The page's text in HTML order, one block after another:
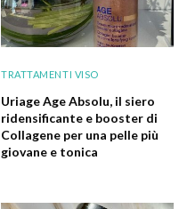
TRATTAMENTI VISO
Uriage Age Absolu, il siero
ridensificante e booster di
Collagene per una pelle più
giovane e tonica